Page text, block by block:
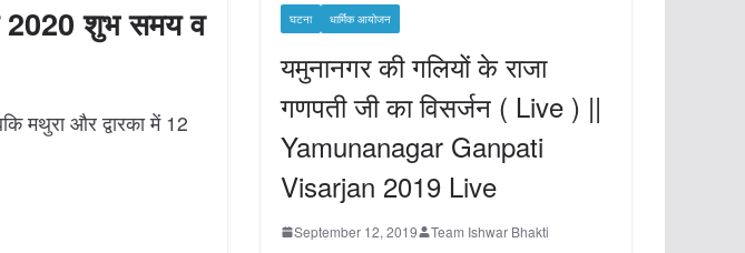
शुभ समय व
मथुरा और द्वारका में 12
घटना धार्मिक आयोजन
यमुनानगर की गलियों के राजा
गणपती जी का विसर्जन ( Live ) ||
Yamunanagar Ganpati
Visarjan 2019 Live
September 12, 2019 Team Ishwar Bhakti